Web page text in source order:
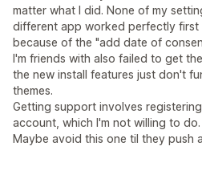
matter what I did. None of my
different app worked perfectly first
because of the "add date of
I'm friends with also failed to get
the new install features just don't
themes.
Getting support involves
account, which I'm not willing to do.
Maybe avoid this one til they push